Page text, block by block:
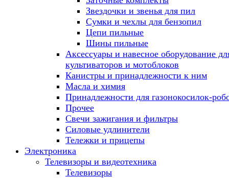
Звездочки и звенья для пил
Сумки и чехлы для бензопил
Цепи пильные
Шины пильные
Аксессуары и навесное оборудование
культиваторов и мотоблоков
Канистры и принадлежности к ним
Масла и химия
Принадлежности для газонокосилок-
Прочее
Свечи зажигания и фильтры
Силовые удлинители
Тележки и прицепы
Электроника
Телевизоры и видеотехника
Телевизоры